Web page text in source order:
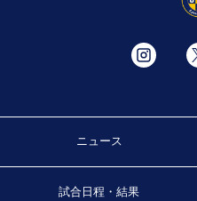
ニュース
試合日程・結果